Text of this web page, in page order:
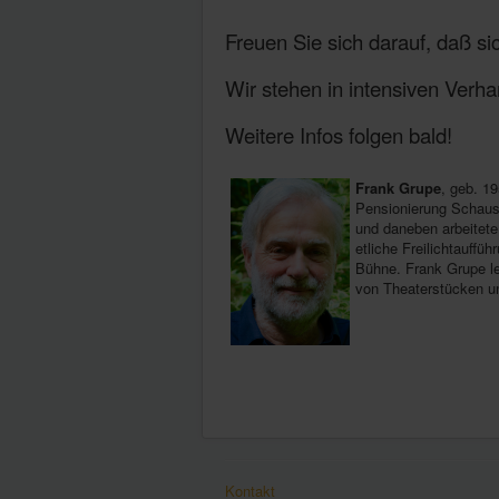
Freuen Sie sich darauf, daß
Wir stehen in intensiven
Weitere Infos folgen bald!
Frank Grupe, geb.
Pensionierung
und daneben
etliche
Bühne. Frank Grupe
von Theaterstücken
Kontakt